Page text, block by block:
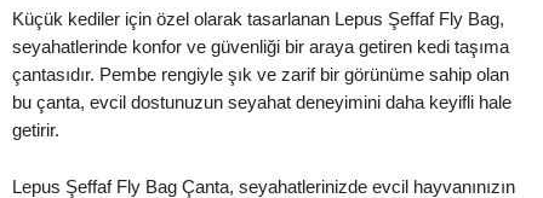
Küçük kediler için özel olarak tasarlanan Lepus Şeffaf Fly Bag,
seyahatlerinde konfor ve güvenliği bir araya getiren kedi taşıma
çantasıdır. Pembe rengiyle şık ve zarif bir görünüme sahip olan
bu çanta, evcil dostunuzun seyahat deneyimini daha keyifli hale
getirir.
Lepus Şeffaf Fly Bag Çanta, seyahatlerinizde evcil hayvanınızın